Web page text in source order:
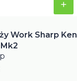
Work Sharp Ken